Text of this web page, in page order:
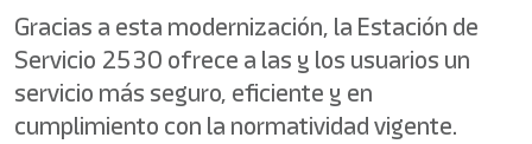
Gracias a esta modernización, la Estación de
Servicio 2530 ofrece a las y los usuarios un
servicio más seguro, eficiente y en
cumplimiento con la normatividad vigente.